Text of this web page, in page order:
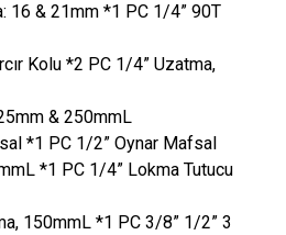
16 & 21mm *1 PC 1/4” 90T
Kolu *2 PC 1/4” Uzatma,
& 250mmL
*1 PC 1/2” Oynar Mafsal
*1 PC 1/4” Lokma Tutucu
150mmL *1 PC 3/8” 1/2” 3